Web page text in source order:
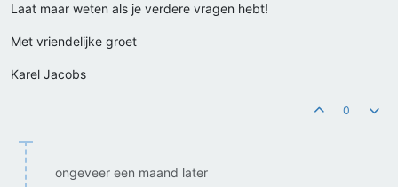
Laat maar weten als je verdere vragen hebt!
Met vriendelijke groet
Karel Jacobs
0
ongeveer een maand later